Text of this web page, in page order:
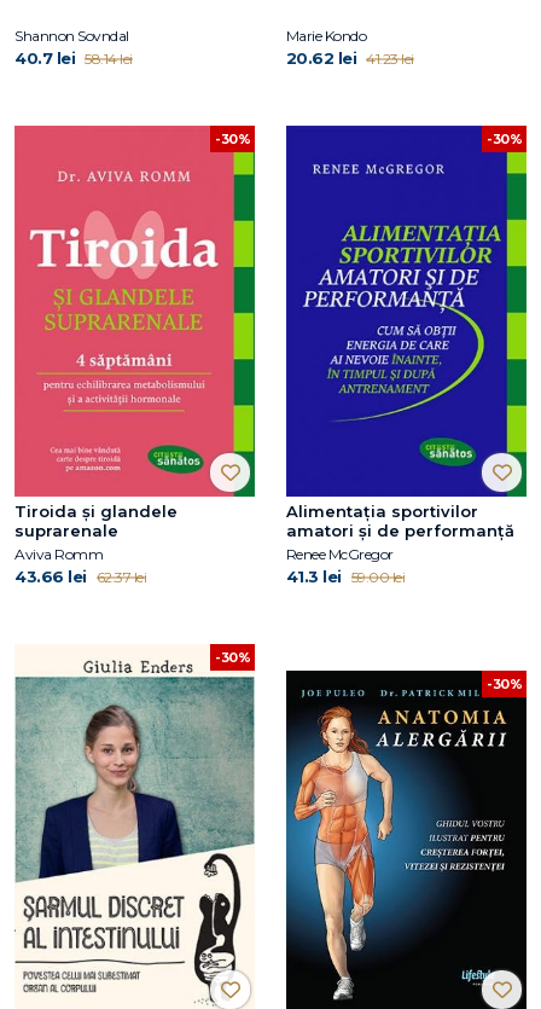
Shannon Sovndal
40.7 lei 58.14 lei
Marie Kondo
20.62 lei 41.23 lei
-30%
Tiroida și glandele
suprarenale
Aviva Romm
43.66 lei 62.37 lei
-30%
Alimentația sportivilor
amatori și de performanță
Renee McGregor
41.3 lei 59.00 lei
-30%
-30%